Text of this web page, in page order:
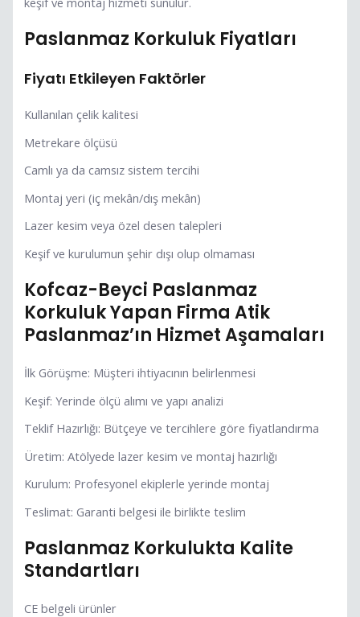
Paslanmaz Korkuluk Fiyatları
Fiyatı Etkileyen Faktörler
Kullanılan çelik kalitesi
Metrekare ölçüsü
Camlı ya da camsız sistem tercihi
Montaj yeri (iç mekân/dış mekân)
Lazer kesim veya özel desen talepleri
Keşif ve kurulumun şehir dışı olup olmaması
Kofcaz-Beyci Paslanmaz
Korkuluk Yapan Firma Atik
Paslanmaz’ın Hizmet Aşamaları
İlk Görüşme: Müşteri ihtiyacının belirlenmesi
Keşif: Yerinde ölçü alımı ve yapı analizi
Teklif Hazırlığı: Bütçeye ve tercihlere göre fiyatlandırma
Üretim: Atölyede lazer kesim ve montaj hazırlığı
Kurulum: Profesyonel ekiplerle yerinde montaj
Teslimat: Garanti belgesi ile birlikte teslim
Paslanmaz Korkulukta Kalite
Standartları
CE belgeli ürünler